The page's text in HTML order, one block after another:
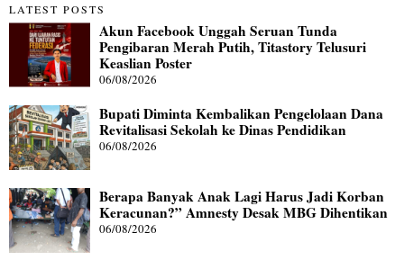
LATEST POSTS
Akun Facebook Unggah Seruan Tunda
Pengibaran Merah Putih, Titastory Telusuri
Keaslian Poster
06/08/2026
Bupati Diminta Kembalikan Pengelolaan Dana
Revitalisasi Sekolah ke Dinas Pendidikan
06/08/2026
Berapa Banyak Anak Lagi Harus Jadi Korban
Keracunan?” Amnesty Desak MBG Dihentikan
06/08/2026